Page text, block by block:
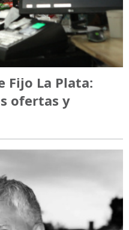
Fijo La Plata:
ofertas y